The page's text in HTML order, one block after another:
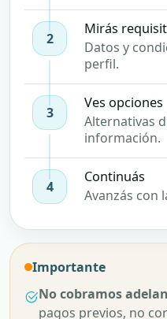
2
Mirás
Datos y
perfil.
3
Ves opciones
Alternativas
información.
4
Continuás
Avanzás con
Importante
No cobramos
pagos previos, no